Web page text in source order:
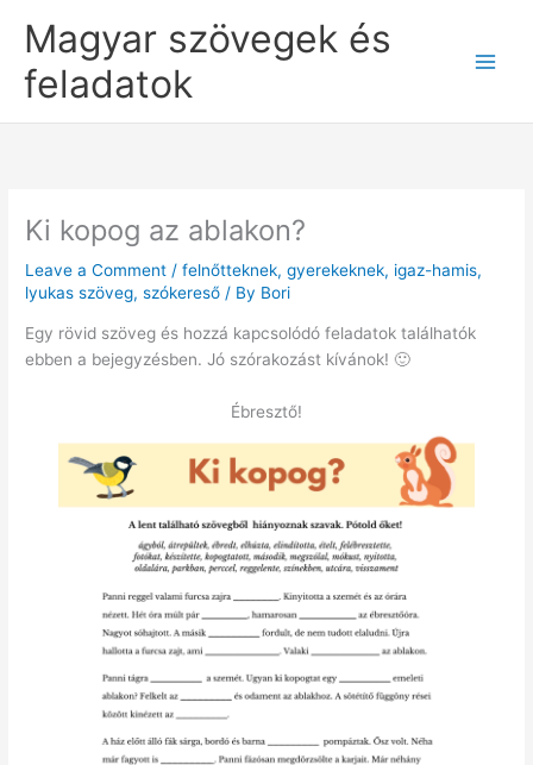
content
Magyar szövegek és
feladatok
Ki kopog az ablakon?
Leave a Comment /felnőtteknek,gyerekeknek, igaz-hamis,
lyukas szöveg,szókereső / By Bori
Egy rövid szöveg és hozzá kapcsolódó feladatok találhatók
ebben a bejegyzésben. Jó szórakozást kívánok! 🙂
Ébresztő!